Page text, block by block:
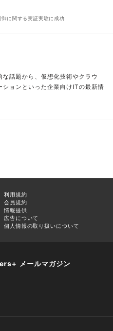
に関する実証実験に成功
話題から、仮想化技術やクラウ
ションといった企業向けITの最新情
利用規約
会員規約
情報提供
広告について
個人情報の取り扱いについて
メールマガジン